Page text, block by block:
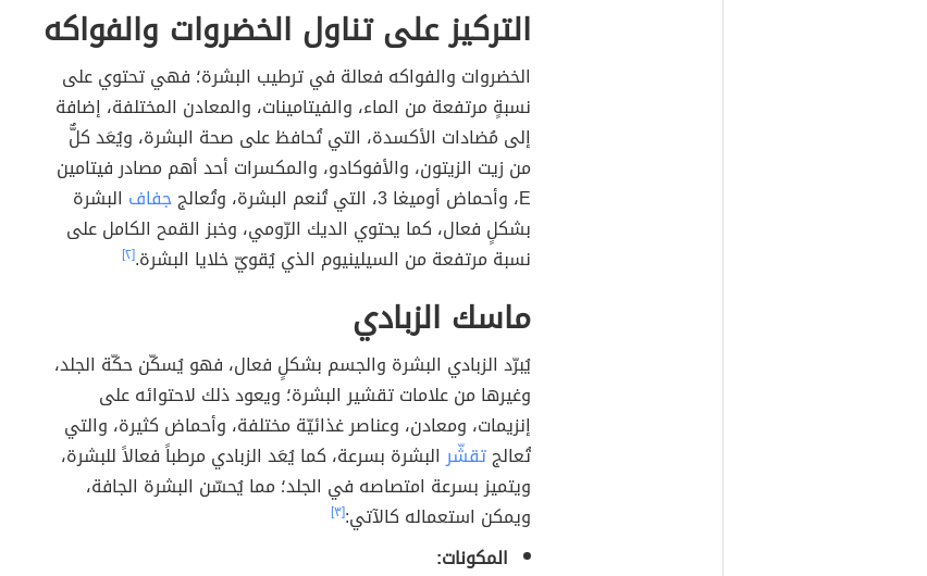
التركيز على تناول الخضروات والفواكه
الخضروات والفواكه فعالة في ترطيب البشرة؛ فهي تحتوي على
نسبةٍ مرتفعة من الماء، والفيتامينات، والمعادن المختلفة، إضافة
إلى مُضادات الأكسدة، التي تُحافظ على صحة البشرة، ويُعَد كلٌّ
من زيت الزيتون، والأفوكادو، والمكسرات أحد أهم مصادر فيتامين
E، وأحماض أوميغا 3، التي تُنعم البشرة، وتُعالج
جفاف البشرة
بشكلٍ فعال، كما يحتوي الديك الرّومي، وخبز القمح الكامل على
نسبة مرتفعة من السيلينيوم الذي يُقويّ خلايا البشرة.[٢]
ماسك الزبادي
يُبرّد الزبادي البشرة والجسم بشكلٍ فعال، فهو يُسكّن حكّة الجلد،
وغيرها من علامات تقشير البشرة؛ ويعود ذلك لاحتوائه على
إنزيمات، ومعادن، وعناصر غذائيّة مختلفة، وأحماض كثيرة، والتي
تُعالجتقشّرالبشرة بسرعة، كما يُعَد الزبادي مرطباً فعالاً للبشرة،
ويتميز بسرعة امتصاصه في الجلد؛ مما يُحسّن البشرة الجافة،
ويمكن استعماله كالآتي:[٣]
المكونات: